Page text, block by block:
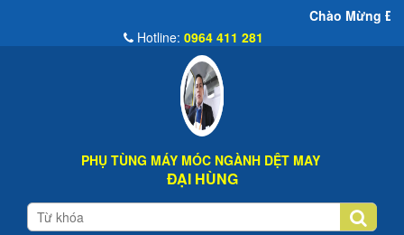
Chào Mừng Đến Website Đại
Hotline: 0964 411 281
PHỤ TÙNG MÁY MÓC NGÀNH DỆT MAY
ĐẠI HÙNG